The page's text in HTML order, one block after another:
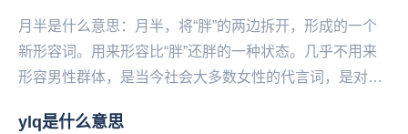
月半是什么意思：月半，将“胖”的两边拆开，形成的一个
新形容词。用来形容比“胖”还胖的一种状态。几乎不用来
形容男性群体，是当今社会大多数女性的代言词，是对这
ylq是什么意思